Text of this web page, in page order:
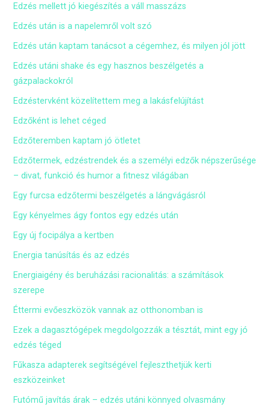
Edzés mellett jó kiegészítés a váll masszázs
Edzés után is a napelemről volt szó
Edzés után kaptam tanácsot a cégemhez, és milyen jól jött
Edzés utáni shake és egy hasznos beszélgetés a
gázpalackokról
Edzéstervként közelítettem meg a lakásfelújítást
Edzőként is lehet céged
Edzőteremben kaptam jó ötletet
Edzőtermek, edzéstrendek és a személyi edzők népszerűsége
– divat, funkció és humor a fitnesz világában
Egy furcsa edzőtermi beszélgetés a lángvágásról
Egy kényelmes ágy fontos egy edzés után
Egy új focipálya a kertben
Energia tanúsítás és az edzés
Energiaigény és beruházási racionalitás: a számítások
szerepe
Éttermi evőeszközök vannak az otthonomban is
Ezek a dagasztógépek megdolgozzák a tésztát, mint egy jó
edzés téged
Fűkasza adapterek segítségével fejleszthetjük kerti
eszközeinket
Futómű javítás árak – edzés utáni könnyed olvasmány